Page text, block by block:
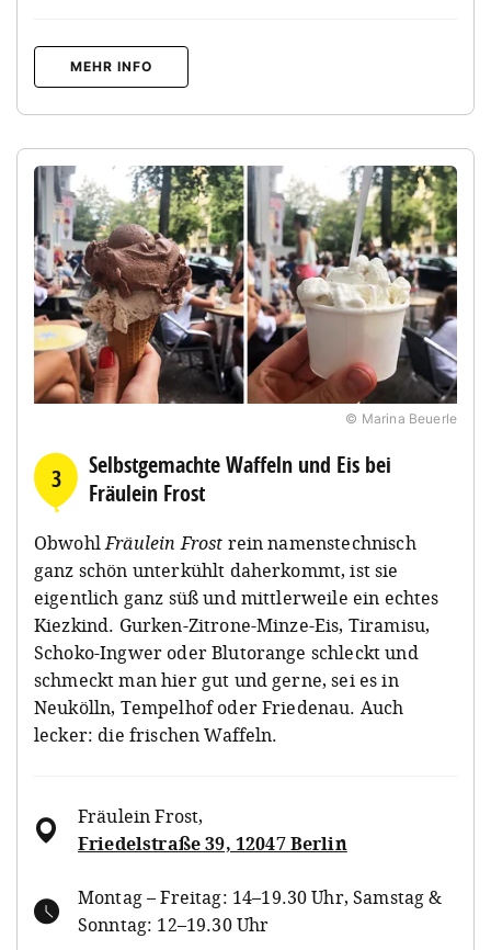
MEHR INFO
© Marina Beuerle
3
Selbstgemachte Waffeln und Eis bei
Fräulein Frost
ObwohlFräulein Frost rein namenstechnisch
ganz schön unterkühlt daherkommt, ist sie
eigentlich ganz süß und mittlerweile ein echtes
Kiezkind. Gurken-Zitrone-Minze-Eis, Tiramisu,
Schoko-Ingwer oder Blutorange schleckt und
schmeckt man hier gut und gerne, sei es in
Neukölln, Tempelhof oder Friedenau. Auch
lecker: die frischen Waffeln.
Fräulein Frost,
Friedelstraße 39, 12047 Berlin
Montag – Freitag: 14–19.30 Uhr, Samstag &
Sonntag: 12–19.30 Uhr